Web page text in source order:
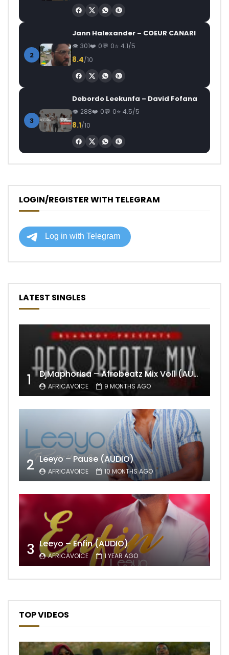
2
Jann Halexander – COEUR CANARI
301 0 0 4.1/5
8.4/10
3
Debordo Leekunfa – David Fofana
288 0 0 4.5/5
8.1/10
LOGIN/REGISTER WITH TELEGRAM
LATEST SINGLES
1 DjMaphorisa – Afrobeatz Mix Vol1 (AUDIO)
AFRICAVOICE 9 MONTHS AGO
2 Leeyo – Pause (AUDIO)
AFRICAVOICE 10 MONTHS AGO
3 Leeyo – Enfin (AUDIO)
AFRICAVOICE 1 YEAR AGO
TOP VIDEOS